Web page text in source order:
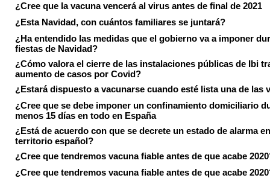
¿Cree que la vacuna vencerá al virus antes de final de 2021
¿Esta Navidad, con cuántos familiares se juntará?
¿Ha entendido las medidas que el gobierno va a imponer
fiestas de Navidad?
¿Cómo valora el cierre de las instalaciones públicas de Ibi
aumento de casos por Covid?
¿Estará dispuesto a vacunarse cuando esté lista una de las
¿Cree que se debe imponer un confinamiento domiciliario
menos 15 días en todo en España
¿Está de acuerdo con que se decrete un estado de alarma
territorio español?
¿Cree que tendremos vacuna fiable antes de que acabe
¿Cree que tendremos vacuna fiable antes de que acabe